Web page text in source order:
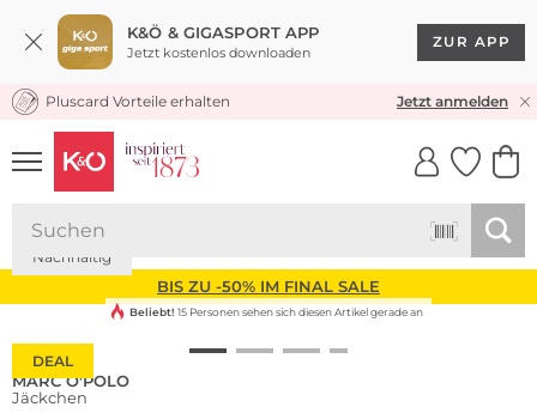
K&Ö & GIGASPORT APP
Jetzt kostenlos downloaden
ZUR APP
KOSTENLOSER VERSAND* & RÜCKVERSAND
Pluscard Vorteile erhalten Jetzt anmelden
UNSERE APP
CLICK &
BIS ZU -50% IM FINAL SALE
DEAL
Nachhaltig
Beliebt! 15 Personen sehen sich diesen Artikel gerade an
MARC O'POLO
Jäckchen